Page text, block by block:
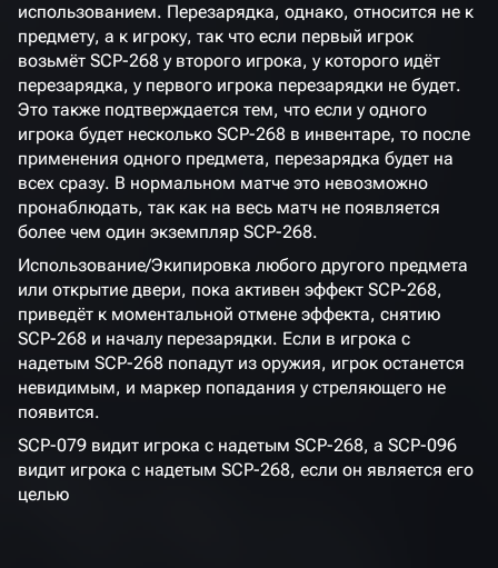
использованием. Перезарядка, однако, относится не к
предмету, а к игроку, так что если первый игрок
возьмёт SCP-268 у второго игрока, у которого идёт
перезарядка, у первого игрока перезарядки не будет.
Это также подтверждается тем, что если у одного
игрока будет несколько SCP-268 в инвентаре, то после
применения одного предмета, перезарядка будет на
всех сразу. В нормальном матче это невозможно
пронаблюдать, так как на весь матч не появляется
более чем один экземпляр SCP-268.
Использование/Экипировка любого другого предмета
или открытие двери, пока активен эффект SCP-268,
приведёт к моментальной отмене эффекта, снятию
SCP-268 и началу перезарядки. Если в игрока с
надетым SCP-268 попадут из оружия, игрок останется
невидимым, и маркер попадания у стреляющего не
появится.
SCP-079 видит игрока с надетым SCP-268, а SCP-096
видит игрока с надетым SCP-268, если он является его
целью